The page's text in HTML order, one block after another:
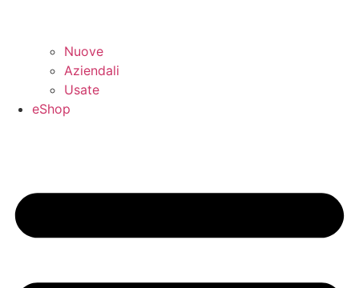
Nuove
Aziendali
Usate
eShop